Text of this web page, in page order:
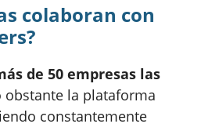
colaboran con
de 50 empresas las
obstante la plataforma
constantemente